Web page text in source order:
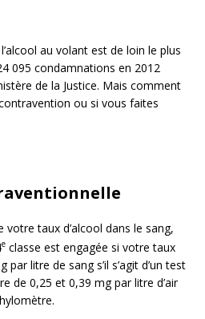
au volant est de loin le plus
095 condamnations en 2012
de la Justice. Mais comment
ou si vous faites
taux d’alcool dans le sang,
e classe est engagée si votre taux
par litre de sang s’il s’agit d’un test
de 0,25 et 0,39 mg par litre d’air